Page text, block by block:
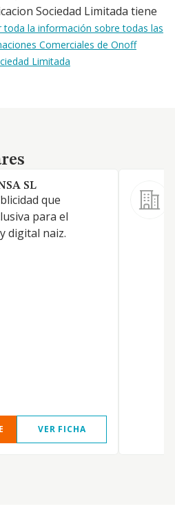
Sociedad Limitada tiene
toda la información sobre todas las
Comerciales de Onoff
Limitada
SL
que
para el
digital naiz.
VER FICHA